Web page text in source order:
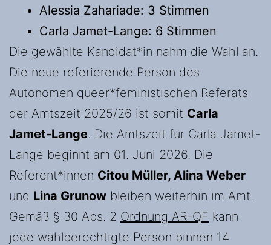
Alessia Zahariade: 3 Stimmen
Carla Jamet-Lange: 6 Stimmen
Die gewählte Kandidat*in nahm die Wahl an.
Die neue referierende Person des
Autonomen queer*feministischen Referats
der Amtszeit 2025/26 ist somit Carla
Jamet-Lange. Die Amtszeit für Carla Jamet-
Lange beginnt am 01. Juni 2026. Die
Referent*innen Citou Müller, Alina Weber
und Lina Grunow bleiben weiterhin im Amt.
Gemäß § 30 Abs. 2 Ordnung AR-QF kann
jede wahlberechtigte Person binnen 14